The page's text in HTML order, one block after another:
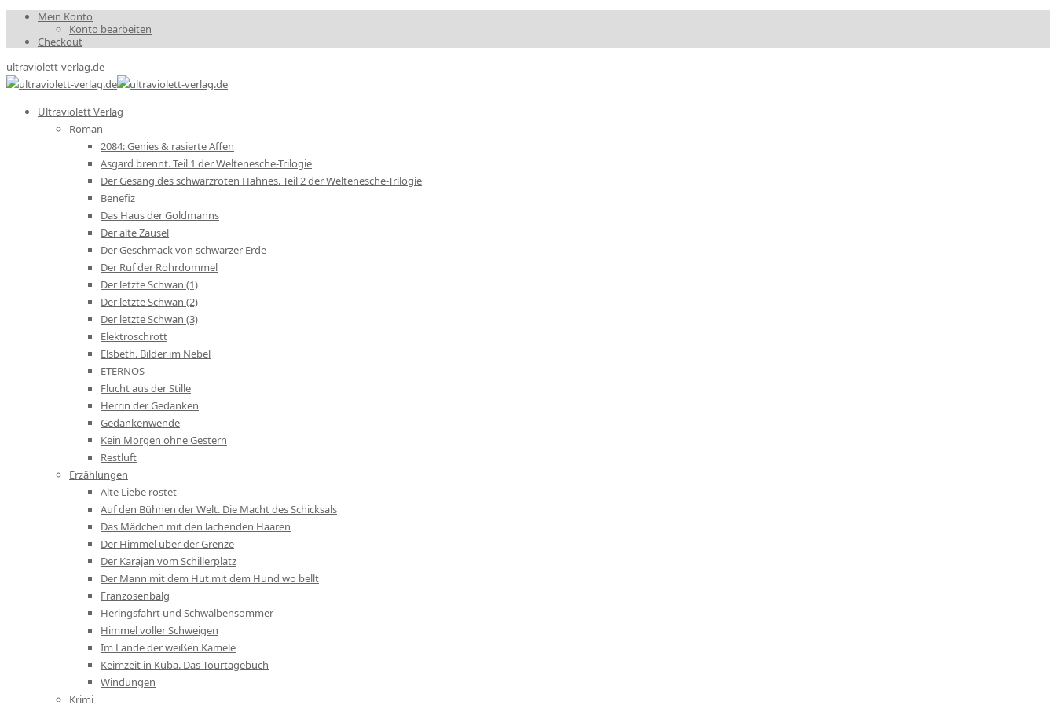
Mein Konto
Konto bearbeiten
Checkout
ultraviolett-verlag.de
Ultraviolett Verlag
Roman
2084: Genies & rasierte Affen
Asgard brennt. Teil 1 der Weltenesche-Trilogie
Der Gesang des schwarzroten Hahnes. Teil 2 der Weltenesche-Trilogie
Benefiz
Das Haus der Goldmanns
Der alte Zausel
Der Geschmack von schwarzer Erde
Der Ruf der Rohrdommel
Der letzte Schwan (1)
Der letzte Schwan (2)
Der letzte Schwan (3)
Elektroschrott
Elsbeth. Bilder im Nebel
ETERNOS
Flucht aus der Stille
Herrin der Gedanken
Gedankenwende
Kein Morgen ohne Gestern
Restluft
Erzählungen
Alte Liebe rostet
Auf den Bühnen der Welt. Die Macht des Schicksals
Das Mädchen mit den lachenden Haaren
Der Himmel über der Grenze
Der Karajan vom Schillerplatz
Der Mann mit dem Hut mit dem Hund wo bellt
Franzosenbalg
Heringsfahrt und Schwalbensommer
Himmel voller Schweigen
Im Lande der weißen Kamele
Keimzeit in Kuba. Das Tourtagebuch
Windungen
Krimi